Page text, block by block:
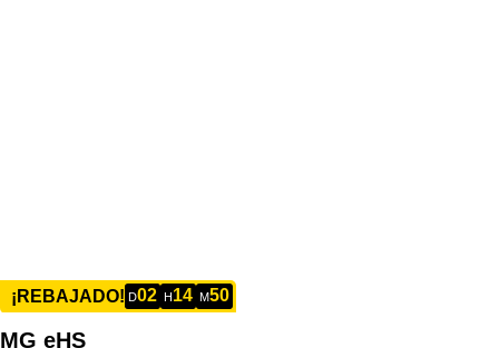
¡REBAJADO! D02 H 14 M50
MG eHS